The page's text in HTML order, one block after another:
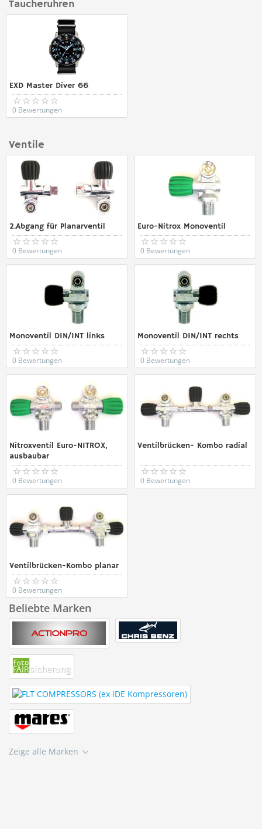
Taucheruhren
EXD Master Diver 66
0 Bewertungen
Ventile
2.Abgang für Planarventil
0 Bewertungen
Euro-Nitrox Monoventil
0 Bewertungen
Monoventil DIN/INT links
0 Bewertungen
Monoventil DIN/INT rechts
0 Bewertungen
Nitroxventil Euro-NITROX,
ausbaubar
0 Bewertungen
Ventilbrücken- Kombo radial
0 Bewertungen
Ventilbrücken-Kombo planar
0 Bewertungen
Beliebte Marken
Zeige alle Marken